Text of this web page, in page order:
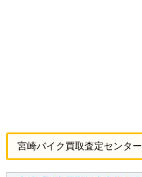
宮崎バイク買取査定センター